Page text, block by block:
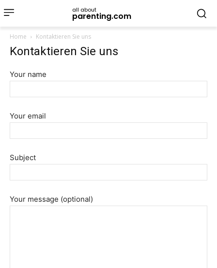
all about
parenting.com
Home Kontaktieren Sie uns
Kontaktieren Sie uns
Your name
Your email
Subject
Your message (optional)